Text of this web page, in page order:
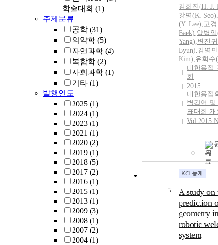
학술대회 (1)
주제분류
공학 (31)
의약학 (5)
자연과학 (4)
복합학 (2)
사회과학 (1)
기타 (1)
발행연도
2025 (1)
2024 (1)
2023 (1)
2021 (1)
2020 (2)
2019 (1)
2018 (5)
2017 (2)
2016 (1)
2015 (1)
2013 (1)
2009 (3)
2008 (1)
2007 (2)
2004 (1)
김희진(H. J.
강명(K. Seo),
(Y. Lee),고
Baek),양병
Yang),변진
Byun),김영
Kim),유회수(
대한용접
회
2015
대한용접
별강연 및
표대회 개
Vol.2015
기
5
A study on
prediction
geometry
robotic
system